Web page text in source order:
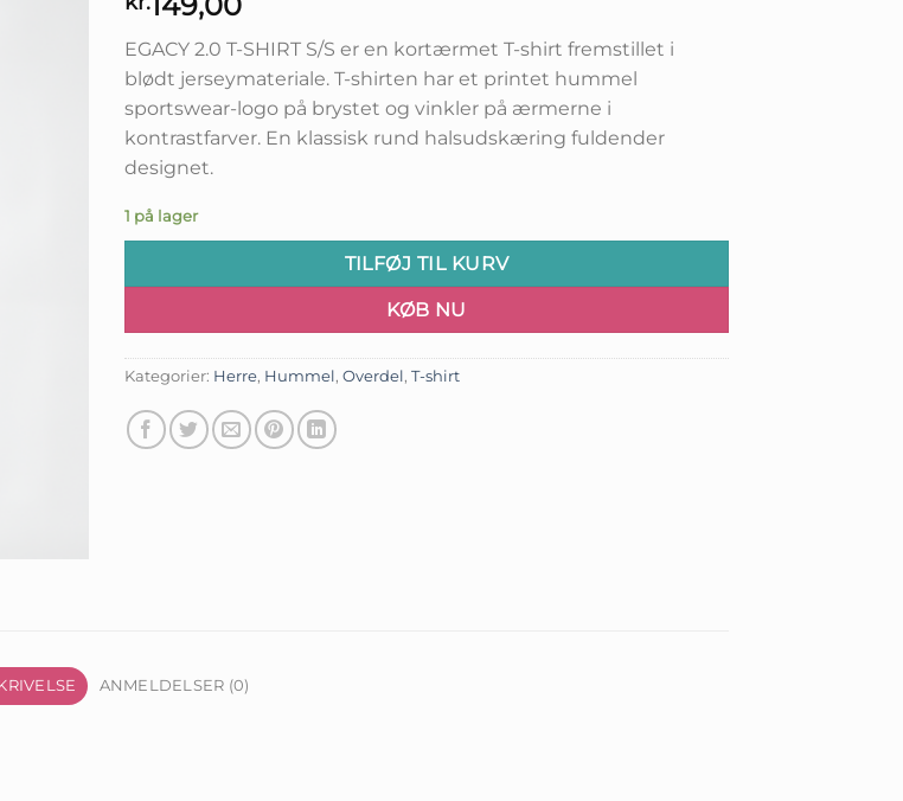
EGACY 2.0 T-SHIRT S/S er en kortærmet T-shirt fremstillet i
blødt jerseymateriale. T-shirten har et printet hummel
sportswear-logo på brystet og vinkler på ærmerne i
kontrastfarver. En klassisk rund halsudskæring fuldender
designet.
1 på lager
TILFØJ TIL KURV
KØB NU
Kategorier: Herre, Hummel, Overdel, T-shirt
ANMELDELSER (0)